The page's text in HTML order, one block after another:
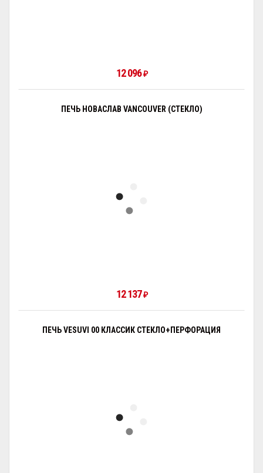
12 096₽
ПЕЧЬ НОВАСЛАВ VANCOUVER (СТЕКЛО)
12 137₽
ПЕЧЬ VESUVI 00 КЛАССИК СТЕКЛО+ПЕРФОРАЦИЯ